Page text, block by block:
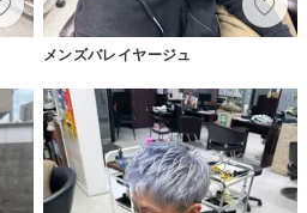
メンズバレイヤージュ